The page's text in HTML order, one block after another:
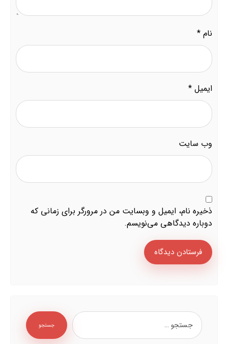
نام *
ایمیل *
وب‌ سایت
ذخیره نام، ایمیل و وبسایت من در مرورگر برای زمانی که
دوباره دیدگاهی می‌نویسم.
فرستادن دیدگاه
جستجو